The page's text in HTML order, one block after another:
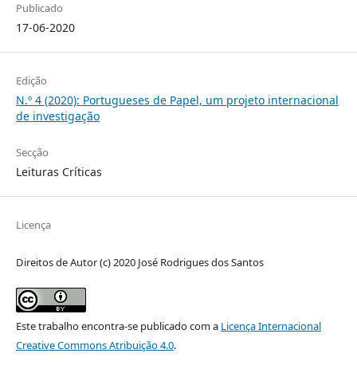
Publicado
17-06-2020
Edição
N.º 4 (2020): Portugueses de Papel, um projeto internacional
de investigação
Secção
Leituras Críticas
Licença
Direitos de Autor (c) 2020 José Rodrigues dos Santos
Este trabalho encontra-se publicado com a Licença Internacional
Creative Commons Atribuição 4.0.